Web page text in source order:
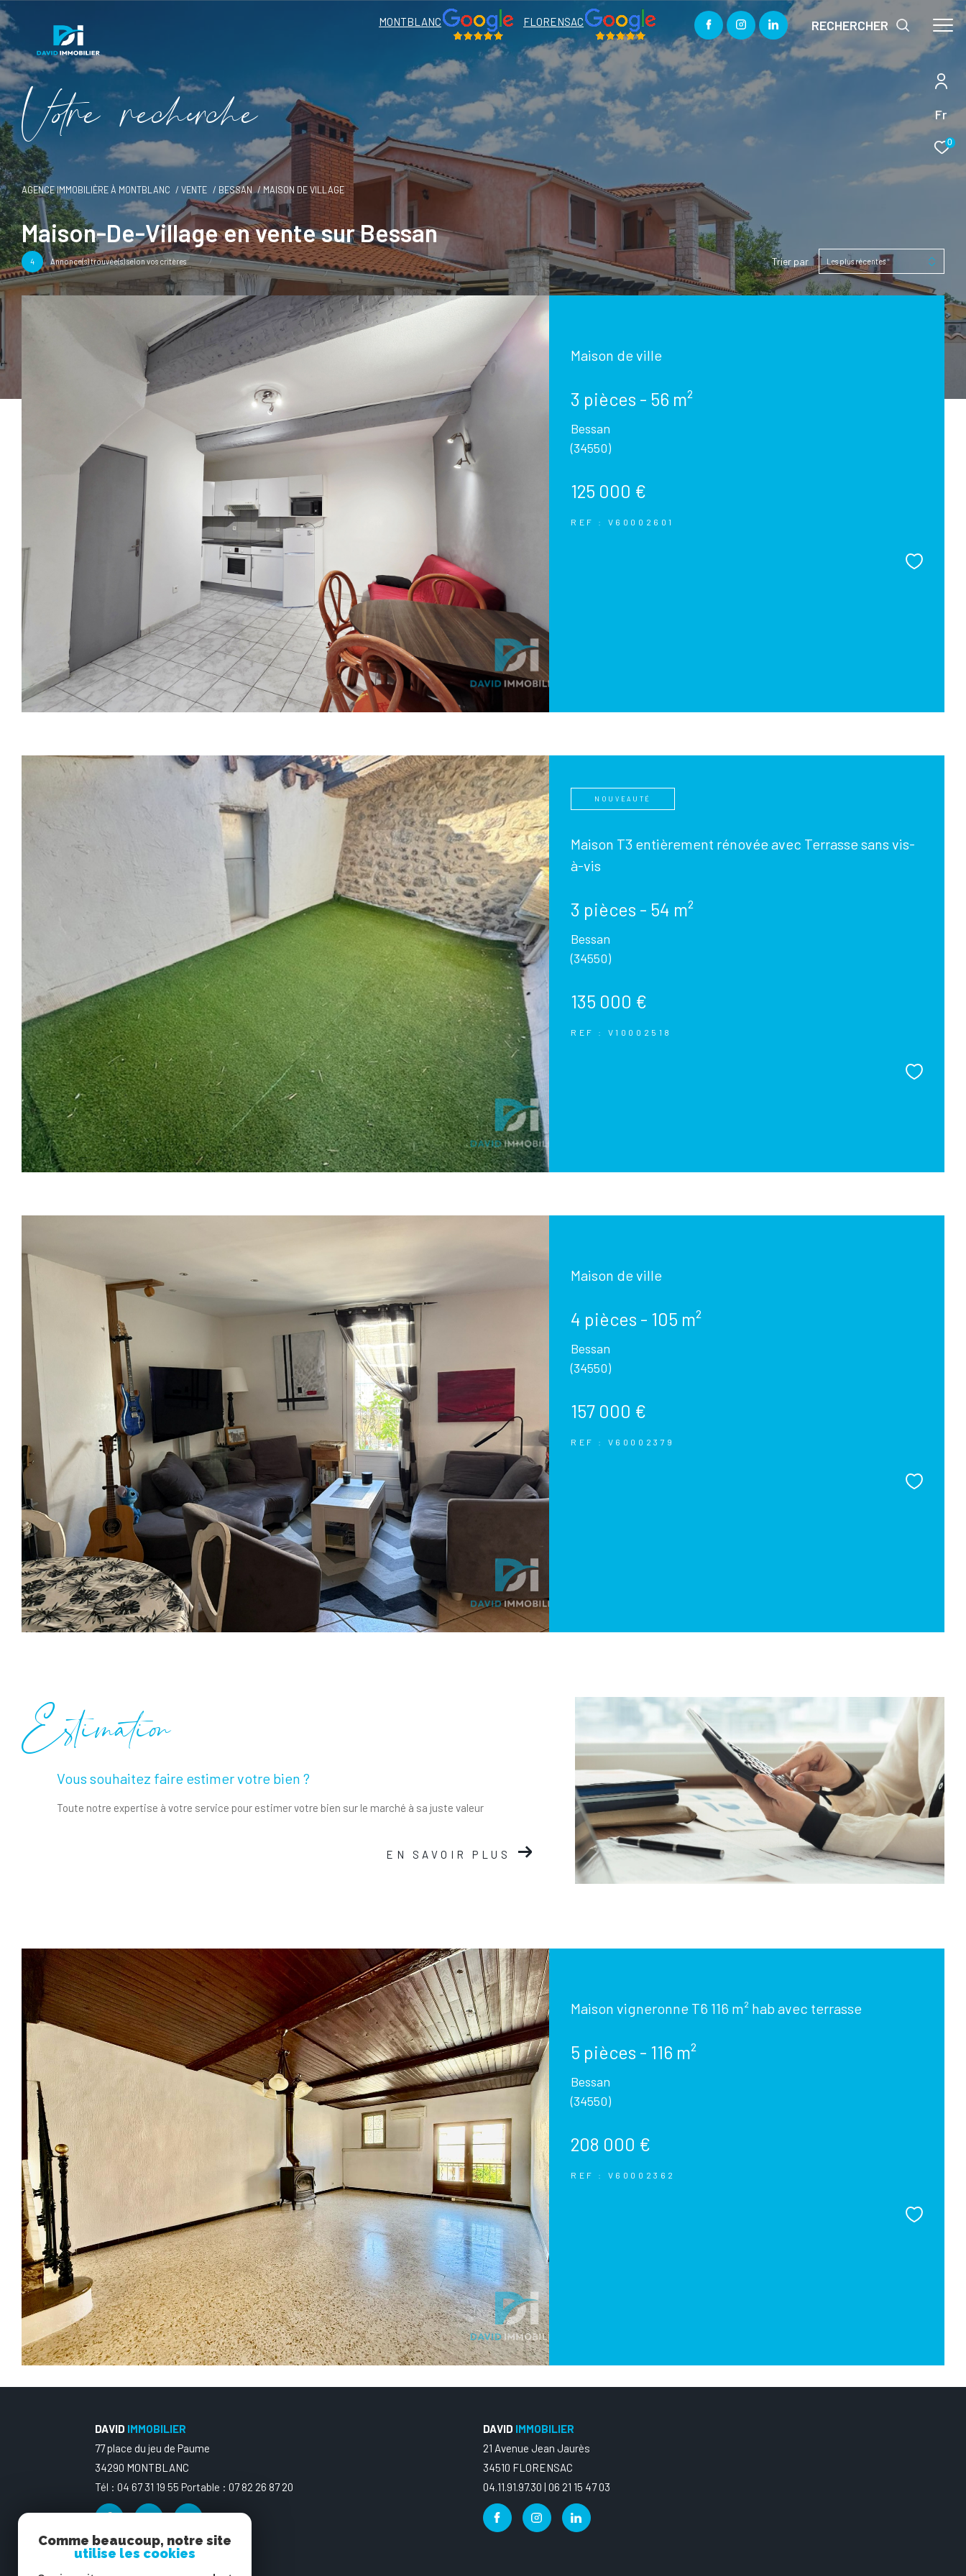
Fr
0
MONTBLANC FLORENSAC RECHERCHER
Vore recece
AGENCE IMMOBILIÈRE À MONTBLANC VENTE BESSAN MAISON DE VILLAGE
Maison-De-Village en vente sur Bessan
4 Annonce(s) trouvée(s) selon vos critères Trier par Les plus récentes
Maison de ville
3 pièces - 56 m²
Bessan
(34550)
125 000 €
REF : V60002601
NOUVEAUTÉ
Maison T3 entièrement rénovée avec Terrasse sans vis-
à-vis
3 pièces - 54 m²
Bessan
(34550)
135 000 €
REF : V10002518
Maison de ville
4 pièces - 105 m²
Bessan
(34550)
157 000 €
REF : V60002379
Estimation
Vous souhaitez faire estimer votre bien ?
Toute notre expertise à votre service pour estimer votre bien sur le marché à sa juste valeur
EN SAVOIR PLUS
Maison vigneronne T6 116 m² hab avec terrasse
5 pièces - 116 m²
Bessan
(34550)
208 000 €
REF : V60002362
DAVID IMMOBILIER
77 place du jeu de Paume
34290 MONTBLANC
Tél : 04 67 31 19 55 Portable : 07 82 26 87 20
DAVID IMMOBILIER
21 Avenue Jean Jaurès
34510 FLORENSAC
04.11.91.97.30 | 06 21 15 47 03
Comme beaucoup, notre site
utilise les cookies